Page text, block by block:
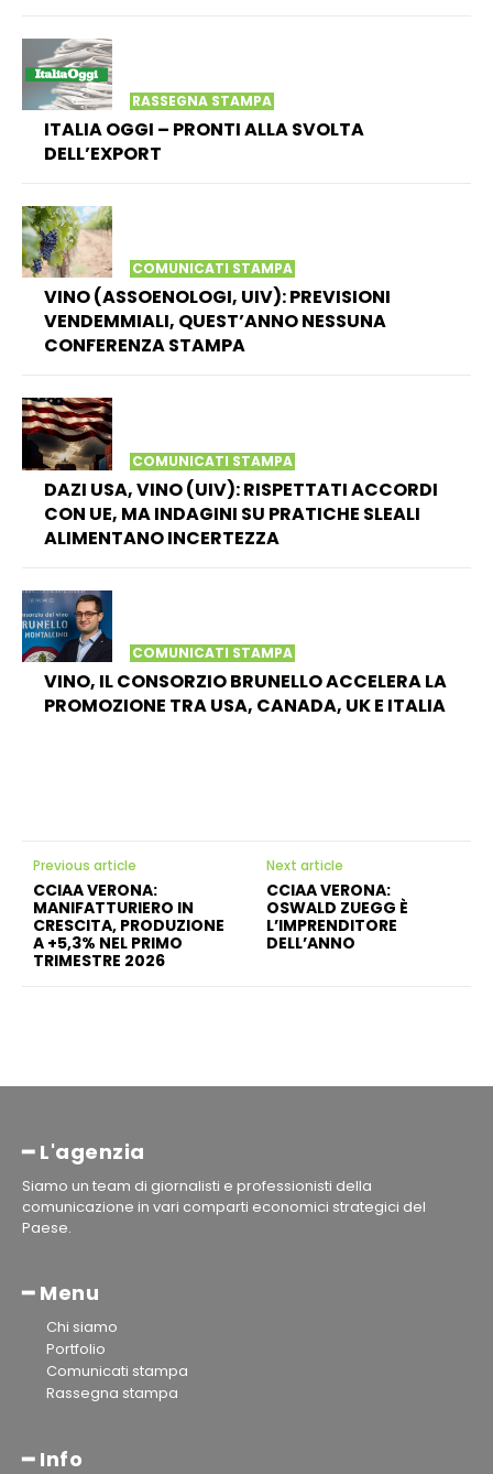
RASSEGNA STAMPA
ITALIA OGGI – PRONTI ALLA SVOLTA
DELL’EXPORT
COMUNICATI STAMPA
VINO (ASSOENOLOGI, UIV): PREVISIONI
VENDEMMIALI, QUEST’ANNO NESSUNA
CONFERENZA STAMPA
COMUNICATI STAMPA
DAZI USA, VINO (UIV): RISPETTATI ACCORDI
CON UE, MA INDAGINI SU PRATICHE SLEALI
ALIMENTANO INCERTEZZA
COMUNICATI STAMPA
VINO, IL CONSORZIO BRUNELLO ACCELERA LA
PROMOZIONE TRA USA, CANADA, UK E ITALIA
Previous article
CCIAA VERONA:
MANIFATTURIERO IN
CRESCITA, PRODUZIONE
A +5,3% NEL PRIMO
TRIMESTRE 2026
Next article
CCIAA VERONA:
OSWALD ZUEGG È
L’IMPRENDITORE
DELL’ANNO
━ L'agenzia
Siamo un team di giornalisti e professionisti della
comunicazione in vari comparti economici strategici del
Paese.
━ Menu
Chi siamo
Portfolio
Comunicati stampa
Rassegna stampa
━ Info